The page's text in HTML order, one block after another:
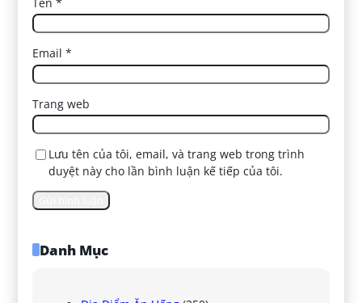
Email*
Trang web
Lưu tên của tôi, email, và trang web trong trình
duyệt này cho lần bình luận kế tiếp của tôi.
Danh Mục